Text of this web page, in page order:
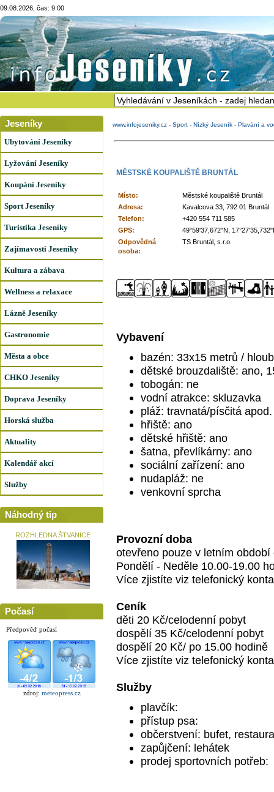
09.08.2026, čas: 9:00
Jeseníky
Ubytování Jeseníky
Lyžování Jeseníky
Koupání Jeseníky
Sport Jeseníky
Turistika Jeseníky
Zajímavosti Jeseníky
Kultura a zábava
Wellness a relaxace
Lázně Jeseníky
Gastronomie
Města a obce
CHKO Jeseníky
Doprava Jeseníky
Horská služba
Aktuality
Kalendář akcí
Služby
Náhodný tip
ROZHLEDNA ŠTVANICE
Počasí
Předpověď počasí
zdroj: meteopress.cz
www.infojeseniky.cz - Sport - Nízký Jeseník - Plavání a
MĚSTSKÉ KOUPALIŠTĚ BRUNTÁL
Místo:
Městské koupaliště Bruntál
Adresa:
Kavalcova 33, 792 01 Bruntál
Telefon:
+420 554 711 585
GPS:
49°59'37,672"N,
Odpovědná
osoba:
TS Bruntál, s.r.o.
Vybavení
bazén: 33x15 metrů /
dětské brouzdaliště: ano,
tobogán: ne
vodní atrakce: skluzavka
pláž: travnatá/písčitá apod.
hřiště: ano
dětské hřiště: ano
šatna, převlíkárny: ano
sociální zařízení: ano
nudapláž: ne
venkovní sprcha
Provozní doba
otevřeno pouze v letním období
Pondělí - Neděle 10.00-19.00
Více zjistíte viz telefonický
Ceník
děti 20 Kč/celodenní pobyt
dospělí 35 Kč/celodenní pobyt
dospělí 20 Kč/ po 15.00 hodině
Více zjistíte viz telefonický
Služby
plavčík:
přístup psa:
občerstvení: bufet,
zapůjčení: lehátek
prodej sportovních potřeb: